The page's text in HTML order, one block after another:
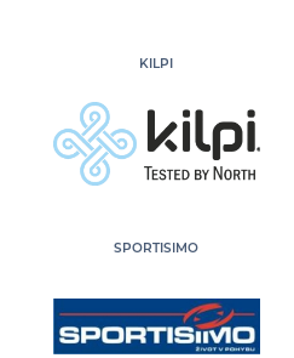
KILPI
SPORTISIMO